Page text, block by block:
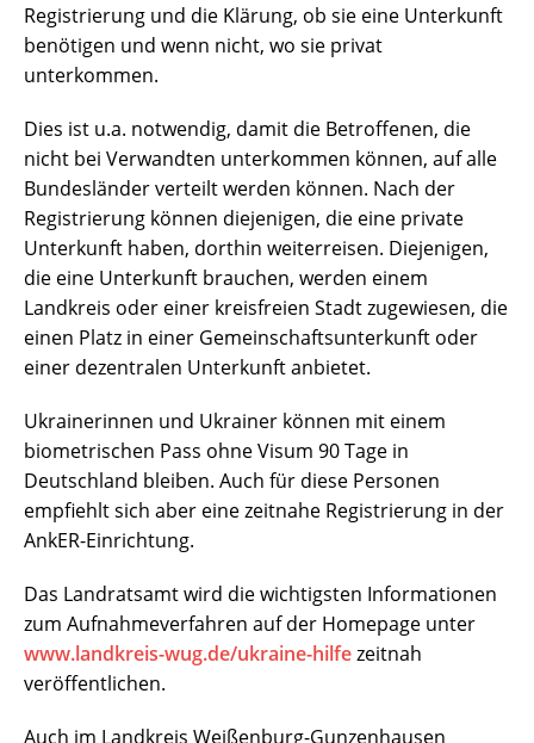
Registrierung und die Klärung, ob sie eine Unterkunft
benötigen und wenn nicht, wo sie privat
unterkommen.
Dies ist u.a. notwendig, damit die Betroffenen, die
nicht bei Verwandten unterkommen können, auf alle
Bundesländer verteilt werden können. Nach der
Registrierung können diejenigen, die eine private
Unterkunft haben, dorthin weiterreisen. Diejenigen,
die eine Unterkunft brauchen, werden einem
Landkreis oder einer kreisfreien Stadt zugewiesen, die
einen Platz in einer Gemeinschaftsunterkunft oder
einer dezentralen Unterkunft anbietet.
Ukrainerinnen und Ukrainer können mit einem
biometrischen Pass ohne Visum 90 Tage in
Deutschland bleiben. Auch für diese Personen
empfiehlt sich aber eine zeitnahe Registrierung in der
AnkER-Einrichtung.
Das Landratsamt wird die wichtigsten Informationen
zum Aufnahmeverfahren auf der Homepage unter
www.landkreis-wug.de/ukraine-hilfezeitnah
veröffentlichen.
Auch im Landkreis Weißenburg-Gunzenhausen